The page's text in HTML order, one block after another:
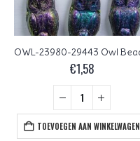
€1,58
TOEVOEGEN AAN WINKELWAGEN